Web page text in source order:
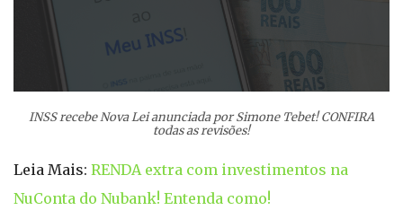
INSS recebe Nova Lei anunciada por Simone Tebet! CONFIRA
todas as revisões!
Leia Mais: RENDA extra com investimentos na
NuConta do Nubank! Entenda como!